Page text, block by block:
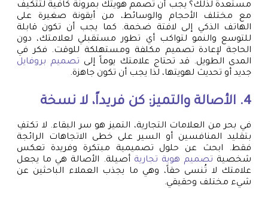
مستعدة لذلك؟ يجب أن تُصمم هويتك بمرونة كافية لتتكيف
مع مختلف الأحجام والوسائط، من أيقونة صغيرة على
الهاتف الذكي إلى لافتة ضخمة. كما يجب أن تكون قابلة
للتوسع والنمو لتواكب أي تطور مستقبلي لعلامتك، دون
الحاجة لإعادة تصميم مكلفة ومستهلكة للوقت. فكر في
المدى الطويل. قد تحتاج علامتك يوماً إلى تصميم بروفايل
جديد أو تحديث لهويتها، لذا يجب أن تكون جاهزة.
4. الأصالة والتميز: كن فريداً، لا نسخة
في بحر من العلامات التجارية، التميز هو سر البقاء. لا تكتفِ
بتقليد المنافسين أو السير على خطى الاتجاهات الرائجة
فقط. ابحث عن حلول تصميمية مبتكرة وفريدة تعكس
شخصية تصميم هوية تجارية أصيلة. الأصالة هي ما يجعل
علامتك لا تُنسى حقاً، وهي ما يجذب العملاء الباحثين عن
شيء مختلف وحقيقي.